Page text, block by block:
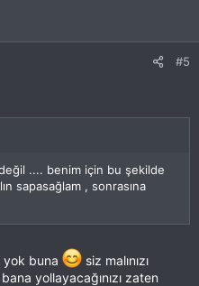
#5
.... benim için bu şekilde
sapasağlam , sonrasına
buna
siz malınızı
yollayacağınızı zaten